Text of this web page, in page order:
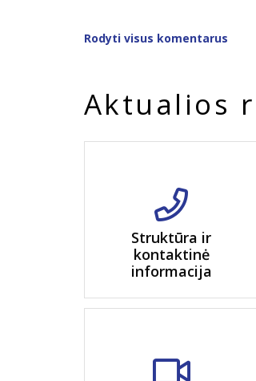
Rodyti visus komentarus
Aktualios
Struktūra ir
kontaktinė
informacija